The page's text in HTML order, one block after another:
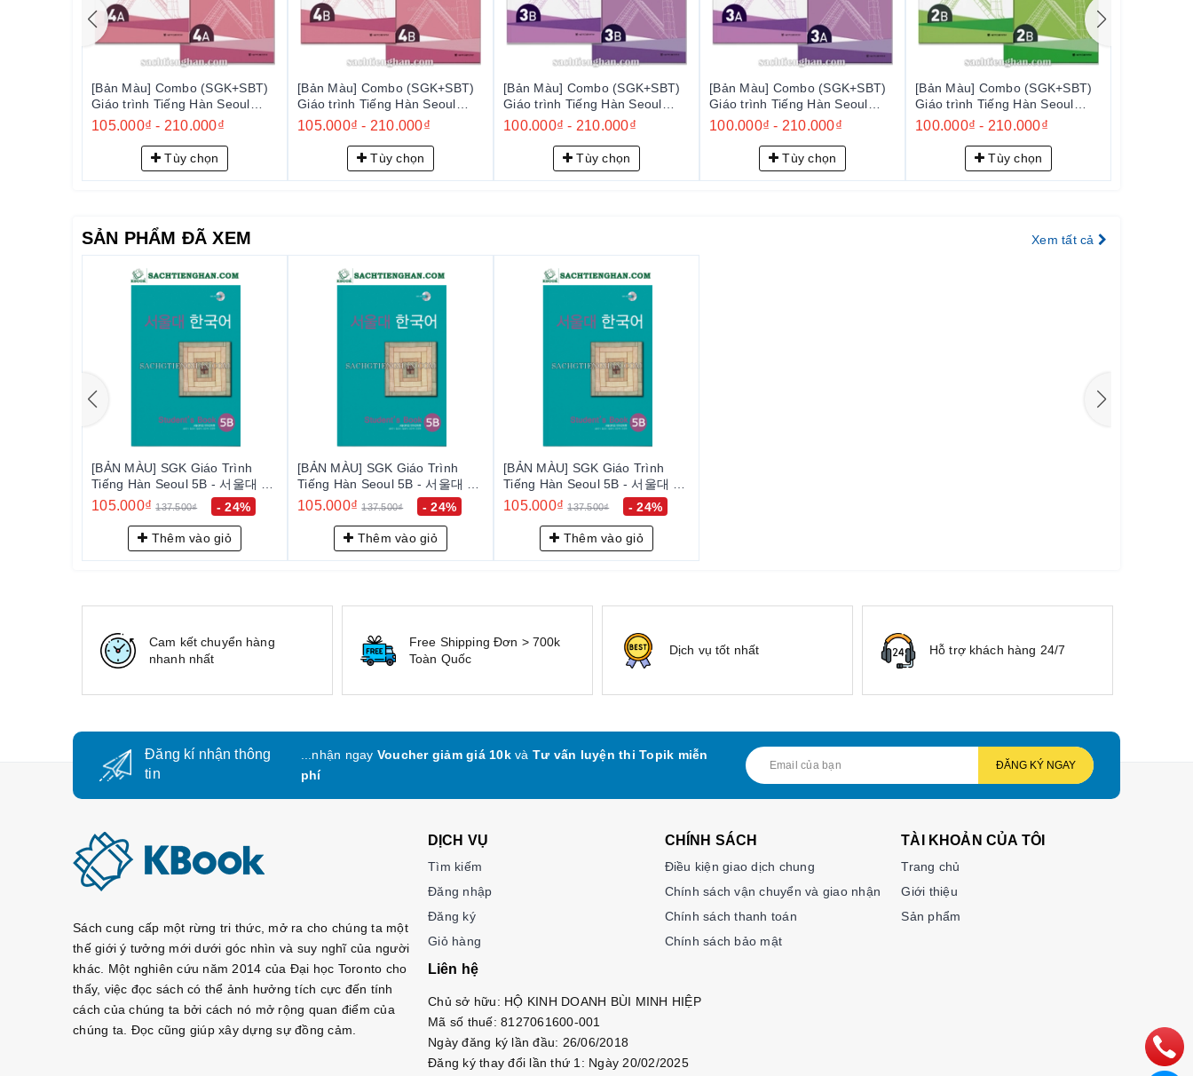
[Bản Màu] Combo (SGK+SBT)
Giáo trình Tiếng Hàn Seoul
Plus 4A+ - 서울대 한국어 플러스
105.000₫ - 210.000₫
Tùy chọn
[Bản Màu] Combo (SGK+SBT)
Giáo trình Tiếng Hàn Seoul
Plus 4B+ - 서울대 한국어 플러스
105.000₫ - 210.000₫
Tùy chọn
[Bản Màu] Combo (SGK+SBT)
Giáo trình Tiếng Hàn Seoul
Plus 3B+ - 서울대 한국어 플러스
100.000₫ - 210.000₫
Tùy chọn
[Bản Màu] Combo (SGK+SBT)
Giáo trình Tiếng Hàn Seoul
Plus 3A+ - 서울대 한국어 플러스
100.000₫ - 210.000₫
Tùy chọn
[Bản Màu] Combo (SGK+SBT)
Giáo trình Tiếng Hàn Seoul
Plus 2B+ - 서울대 한국어 플러스
100.000₫ - 210.000₫
Tùy chọn
SẢN PHẨM ĐÃ XEM Xem tất cả
- 24%
[BẢN MÀU] SGK Giáo Trình
Tiếng Hàn Seoul 5B - 서울대 한
국어 5B Student's Book
105.000₫ 137.500₫
Thêm vào giỏ
- 24%
[BẢN MÀU] SGK Giáo Trình
Tiếng Hàn Seoul 5B - 서울대 한
국어 5B Student's Book
105.000₫ 137.500₫
Thêm vào giỏ
- 24%
[BẢN MÀU] SGK Giáo Trình
Tiếng Hàn Seoul 5B - 서울대 한
국어 5B Student's Book
105.000₫ 137.500₫
Thêm vào giỏ
Cam kết chuyển hàng
nhanh nhất
Free Shipping Đơn > 700k
Toàn Quốc
Dịch vụ tốt nhất Hỗ trợ khách hàng 24/7
Đăng kí nhận thông
tin
...nhận ngay Voucher giảm giá 10kvà Tư vấn luyện thi Topik miễn
phí
ĐĂNG KÝ NGAY
Sách cung cấp một rừng tri thức, mở ra cho chúng ta một
thế giới ý tưởng mới dưới góc nhìn và suy nghĩ của người
khác. Một nghiên cứu năm 2014 của Đại học Toronto cho
thấy, việc đọc sách có thể ảnh hưởng tích cực đến tính
cách của chúng ta bởi cách nó mở rộng quan điểm của
chúng ta. Đọc cũng giúp xây dựng sự đồng cảm.
DỊCH VỤ
Tìm kiếm
Đăng nhập
Đăng ký
Giỏ hàng
CHÍNH SÁCH
Điều kiện giao dịch chung
Chính sách vận chuyển và giao nhận
Chính sách thanh toán
Chính sách bảo mật
TÀI KHOẢN CỦA TÔI
Trang chủ
Giới thiệu
Sản phẩm
Liên hệ
Chủ sở hữu: HỘ KINH DOANH BÙI MINH HIỆP
Mã số thuế: 8127061600-001
Ngày đăng ký lần đầu: 26/06/2018
Đăng ký thay đổi lần thứ 1: Ngày 20/02/2025